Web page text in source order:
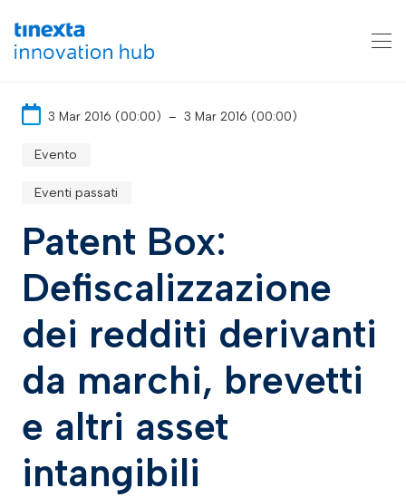
3 Mar 2016 (00:00) – 3 Mar 2016 (00:00)
Evento
Eventi passati
Patent Box:
Defiscalizzazione
dei redditi derivanti
da marchi, brevetti
e altri asset
intangibili